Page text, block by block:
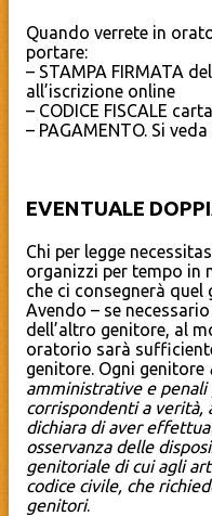
Quando verrete in
portare:
– STAMPA FIRMATA
all’iscrizione online
– CODICE FISCALE
– PAGAMENTO. Si
EVENTUALE
Chi per legge
organizzi per tempo in
che ci consegnerà quel
Avendo – se
dell’altro genitore, al
oratorio sarà
genitore. Ogni genitore
amministrative e penali
corrispondenti a verità,
dichiara di aver
osservanza delle
genitoriale di cui agli
codice civile, che
genitori.